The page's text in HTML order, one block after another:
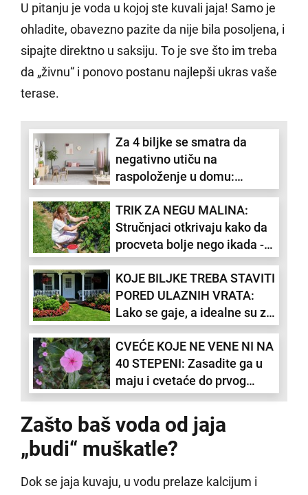
U pitanju je voda u kojoj ste kuvali jaja! Samo je
ohladite, obavezno pazite da nije bila posoljena, i
sipajte direktno u saksiju. To je sve što im treba
da „živnu“ i ponovo postanu najlepši ukras vaše
terase.
Za 4 biljke se smatra da
negativno utiču na
raspoloženje u domu:
Praktičari feng šuija ih
izbegavaju u enterijeru
TRIK ZA NEGU MALINA:
Stručnjaci otkrivaju kako da
procveta bolje nego ikada -
ključni mesec je jun
KOJE BILJKE TREBA STAVITI
PORED ULAZNIH VRATA:
Lako se gaje, a idealne su za
tu poziciju
CVEĆE KOJE NE VENE NI NA
40 STEPENI: Zasadite ga u
maju i cvetaće do prvog
snega
Zašto baš voda od jaja
„budi“ muškatle?
Dok se jaja kuvaju, u vodu prelaze kalcijum i